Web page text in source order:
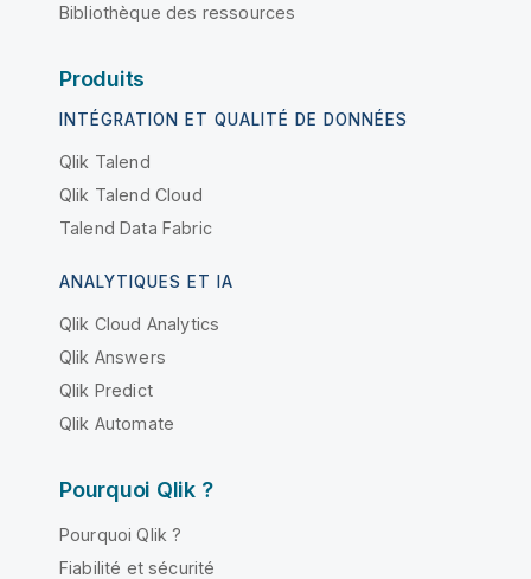
Bibliothèque des ressources
Produits
INTÉGRATION ET QUALITÉ DE DONNÉES
Qlik Talend
Qlik Talend Cloud
Talend Data Fabric
ANALYTIQUES ET IA
Qlik Cloud Analytics
Qlik Answers
Qlik Predict
Qlik Automate
Pourquoi Qlik ?
Pourquoi Qlik ?
Fiabilité et sécurité